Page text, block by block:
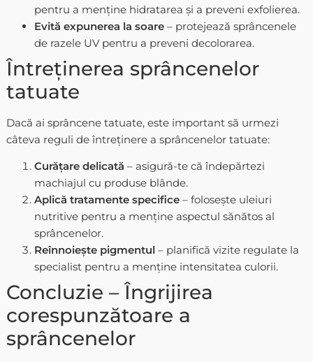
pentru a menține hidratarea și a preveni exfolierea.
Evită expunerea la soare– protejează sprâncenele
de razele UV pentru a preveni decolorarea.
Întreținerea sprâncenelor
tatuate
Dacă ai sprâncene tatuate, este important să urmezi
câteva reguli de întreținere a sprâncenelor tatuate:
Curățare delicată – asigură-te că îndepărtezi
machiajul cu produse blânde.
Aplică tratamente specifice– folosește uleiuri
nutritive pentru a menține aspectul sănătos al
sprâncenelor.
Reînnoiește pigmentul – planifică vizite regulate la
specialist pentru a menține intensitatea culorii.
Concluzie – Îngrijirea
corespunzătoare a
sprâncenelor